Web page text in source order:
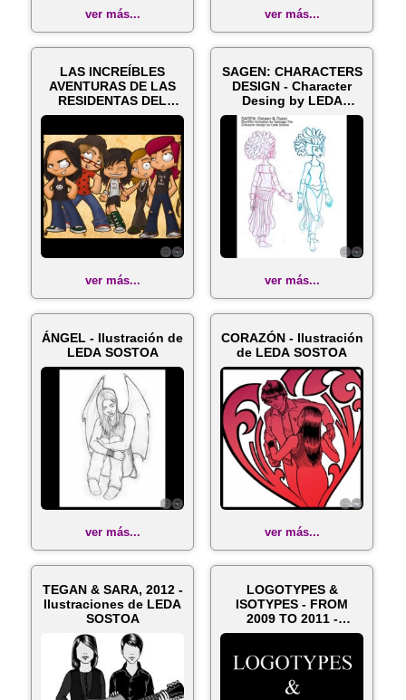
ver más... ver más...
LAS INCREÍBLES
AVENTURAS DE LAS
RESIDENTAS DEL
ROCK - Comic de LE...
ver más...
SAGEN: CHARACTERS
DESIGN - Character
Desing by LEDA
SOSTOA - A Sh...
ver más...
ÁNGEL - Ilustración de
LEDA SOSTOA
ver más...
CORAZÓN - Ilustración
de LEDA SOSTOA
ver más...
TEGAN & SARA, 2012 -
Ilustraciones de LEDA
SOSTOA
LOGOTYPES &
ISOTYPES - FROM
2009 TO 2011 -
Ilustraciones de LEDA